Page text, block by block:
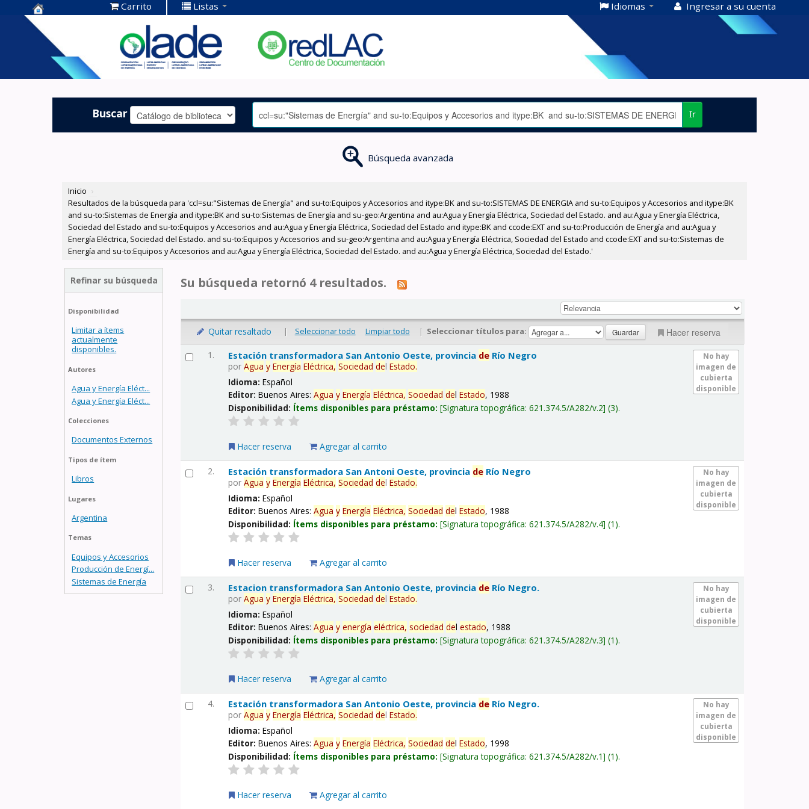
Centro de
Documentación
OLADE -
Carrito Listas Idiomas Ingresar a su cuenta
Buscar Ir
Búsqueda avanzada
Inicio ›
Resultados de la búsqueda para 'ccl=su:"Sistemas de Energía" and su-to:Equipos y Accesorios and itype:BK and su-to:SISTEMAS DE ENERGIA and su-to:Equipos y Accesorios and itype:BK
and su-to:Sistemas de Energía and itype:BK and su-to:Sistemas de Energía and su-geo:Argentina and au:Agua y Energía Eléctrica, Sociedad del Estado. and au:Agua y Energía Eléctrica,
Sociedad del Estado and su-to:Equipos y Accesorios and au:Agua y Energía Eléctrica, Sociedad del Estado and itype:BK and ccode:EXT and su-to:Producción de Energía and au:Agua y
Energía Eléctrica, Sociedad del Estado. and su-to:Equipos y Accesorios and su-geo:Argentina and au:Agua y Energía Eléctrica, Sociedad del Estado and ccode:EXT and su-to:Sistemas de
Energía and su-to:Equipos y Accesorios and au:Agua y Energía Eléctrica, Sociedad del Estado. and au:Agua y Energía Eléctrica, Sociedad del Estado.'
Refinar su búsqueda
Disponibilidad
Limitar a ítems
actualmente
disponibles.
Autores
Agua y Energía Eléct...
Agua y Energía Eléct...
Colecciones
Documentos Externos
Tipos de ítem
Libros
Lugares
Argentina
Temas
Equipos y Accesorios
Producción de Energí...
Sistemas de Energía
Su búsqueda retornó 4 resultados.
Quitar resaltado | Seleccionar todo Limpiar todo | Seleccionar títulos para: Hacer reserva
1.
No hay
imagen de
cubierta
disponible
Estación transformadora San Antonio Oeste, provincia de Río Negro
porAgua y Energía Eléctrica, Sociedad delEstado.
Idioma:Español
Editor:Buenos Aires:Agua y Energía Eléctrica, Sociedad delEstado, 1988
Disponibilidad: Ítems disponibles para préstamo: Signatura topográfica:621.374.5/A282/v.2 (3).
Hacer reserva Agregar al carrito
2.
No hay
imagen de
cubierta
disponible
Estación transformadora San Antoni Oeste, provincia de Río Negro
porAgua y Energía Eléctrica, Sociedad delEstado.
Idioma:Español
Editor:Buenos Aires:Agua y Energía Eléctrica, Sociedad delEstado, 1988
Disponibilidad: Ítems disponibles para préstamo: Signatura topográfica:621.374.5/A282/v.4 (1).
Hacer reserva Agregar al carrito
3.
No hay
imagen de
cubierta
disponible
Estacion transformadora San Antonio Oeste, provincia de Río Negro.
porAgua y Energía Eléctrica, Sociedad delEstado.
Idioma:Español
Editor:Buenos Aires:Agua y energía eléctrica, sociedad delestado, 1988
Disponibilidad: Ítems disponibles para préstamo: Signatura topográfica:621.374.5/A282/v.3 (1).
Hacer reserva Agregar al carrito
4.
No hay
imagen de
cubierta
disponible
Estación transformadora San Antonio Oeste, provincia de Río Negro.
porAgua y Energía Eléctrica, Sociedad delEstado.
Idioma:Español
Editor:Buenos Aires:Agua y Energía Eléctrica, Sociedad delEstado, 1998
Disponibilidad: Ítems disponibles para préstamo: Signatura topográfica:621.374.5/A282/v.1 (1).
Hacer reserva Agregar al carrito